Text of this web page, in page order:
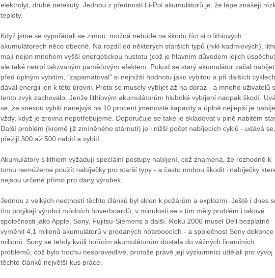
elektrolyt, druhé netekutý. Jednou z předností Li-Pol akumulátorů je, že lépe snášejí
teploty.
Když jsme se vypořádali se zimou, možná nebude na škodu říct si o lithiových
akumulátorech něco obecně. Na rozdíl od některých starších typů (nikl-kadmiových),
mají nejen mnohem vyšší energetickou hustotu (což je hlavním důvodem jejich úspěchu),
ale také netrpí takzvaným paměťovým efektem. Pokud se starý akumulátor začal nabíjet
před úplným vybitím, "zapamatoval" si nejnižší hodnotu jako vybitou a při dalších
dával energii jen k této úrovni. Proto se musely vybíjet až na doraz - a mnoho uživatelů
tento zvyk zachovalo. Jenže lithiovým akumulátorům hluboké vybíjení naopak škodí.
se, že snesou vybití nanejvýš na 10 procent jmenovité kapacity a úplně nejlepší je
vždy, když je zrovna nepotřebujeme. Doporučuje se také je skladovat v plně nabitém
Další problém (kromě již zmíněného stárnutí) je i nižší počet nabíjecích cyklů - udává
přežijí 300 až 500 nabití a vybití.
Akumulátory s lithiem vyžadují speciální postupy nabíjení, což znamená, že rozhodně k
tomu nemůžeme použít nabíječky pro starší typy - a často mohou škodit i nabíječky
nejsou určené přímo pro daný výrobek.
Jednou z velkých nectností těchto článků byl sklon k požárům a explozím. Ještě i dnes
tím potýkají výrobci módních hoverboardů, v minulosti se s tím měly problém i takové
společnosti jako Apple, Sony, Fujitsu-Siemens a další. Roku 2006 musel Dell bezplatně
vyměnit 4,1 milionů akumulátorů v prodaných noteboocích - a společnost Sony dokonce
milionů. Sony se tehdy kvůli hořícím akumulátorům dostala do vážných finančních
problémů, což bylo trochu nespravedlivé, protože právě její výzkumníci udělali pro vývoj
těchto článků největší kus práce.